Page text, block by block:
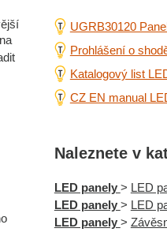
UGRB30120
Prohlášení o
Katalogový list
CZ EN manual
Naleznete v
LED panely > LED
LED panely > LED
LED panely >